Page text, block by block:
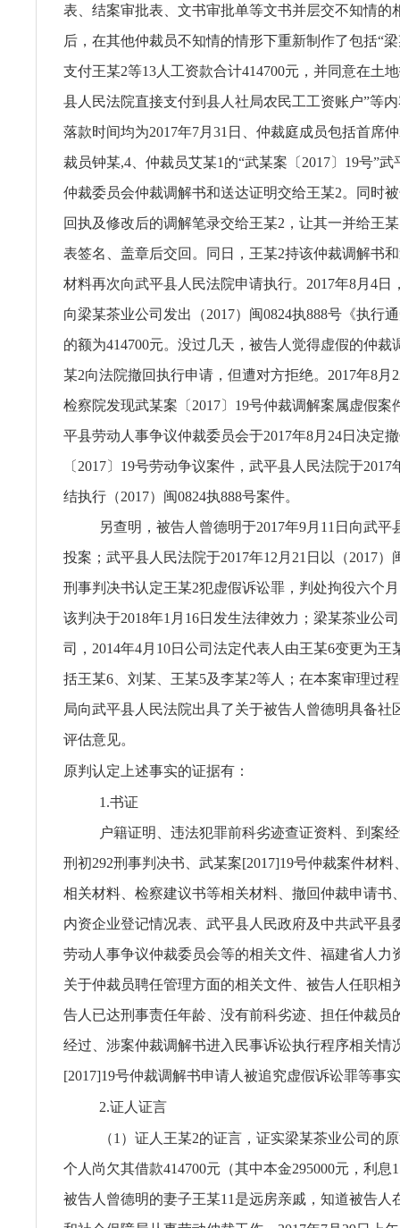
表、结案审批表、文书审批单等文书并层交不知情的
后，在其他仲裁员不知情的情形下重新制作了包括“
支付王某2等13人工资款合计414700元，并同意在土
县人民法院直接支付到县人社局农民工工资账户”等
落款时间均为2017年7月31日、仲裁庭成员包括首席
裁员钟某,4、仲裁员艾某1的“武某案〔2017〕19号”
仲裁委员会仲裁调解书和送达证明交给王某2。同时
回执及修改后的调解笔录交给王某2，让其一并给王
表签名、盖章后交回。同日，王某2持该仲裁调解书
材料再次向武平县人民法院申请执行。2017年8月4日
向梁某茶业公司发出（2017）闽0824执888号《执行
的额为414700元。没过几天，被告人觉得虚假的仲裁
某2向法院撤回执行申请，但遭对方拒绝。2017年8月
检察院发现武某案〔2017〕19号仲裁调解案属虚假案
平县劳动人事争议仲裁委员会于2017年8月24日决定
〔2017〕19号劳动争议案件，武平县人民法院于2017
结执行（2017）闽0824执888号案件。
另查明，被告人曾德明于2017年9月11日向武平
投案；武平县人民法院于2017年12月21日以（2017）
刑事判决书认定王某2犯虚假诉讼罪，判处拘役六个
该判决于2018年1月16日发生法律效力；梁某茶业公
司，2014年4月10日公司法定代表人由王某6变更为王
括王某6、刘某、王某5及李某2等人；在本案审理过
局向武平县人民法院出具了关于被告人曾德明具备社
评估意见。
原判认定上述事实的证据有：
1.书证
户籍证明、违法犯罪前科劣迹查证资料、到案经
刑初292刑事判决书、武某案[2017]19号仲裁案件材
相关材料、检察建议书等相关材料、撤回仲裁申请书
内资企业登记情况表、武平县人民政府及中共武平县
劳动人事争议仲裁委员会等的相关文件、福建省人力
关于仲裁员聘任管理方面的相关文件、被告人任职相
告人已达刑事责任年龄、没有前科劣迹、担任仲裁员
经过、涉案仲裁调解书进入民事诉讼执行程序相关情
[2017]19号仲裁调解书申请人被追究虚假诉讼罪等事
2.证人证言
（1）证人王某2的证言，证实梁某茶业公司的
个人尚欠其借款414700元（其中本金295000元，利息
被告人曾德明的妻子王某11是远房亲戚，知道被告人